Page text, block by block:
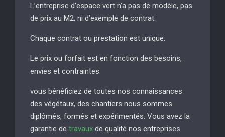
L’entreprise d’espace vert n’a pas de modèle, pas
de prix au M2, ni d’exemple de contrat.
Chaque contrat ou prestation est unique.
Le prix ou forfait est en fonction des besoins,
envies et contraintes.
vous bénéficiez de toutes nos connaissances
des végétaux, des chantiers nous sommes
diplômés, formés et expérimentés. Vous avez la
garantie de travaux de qualité nos entreprises